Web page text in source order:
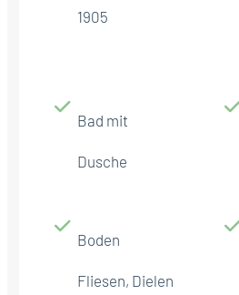
1905
Bad mit
Dusche
Boden
Fliesen, Dielen